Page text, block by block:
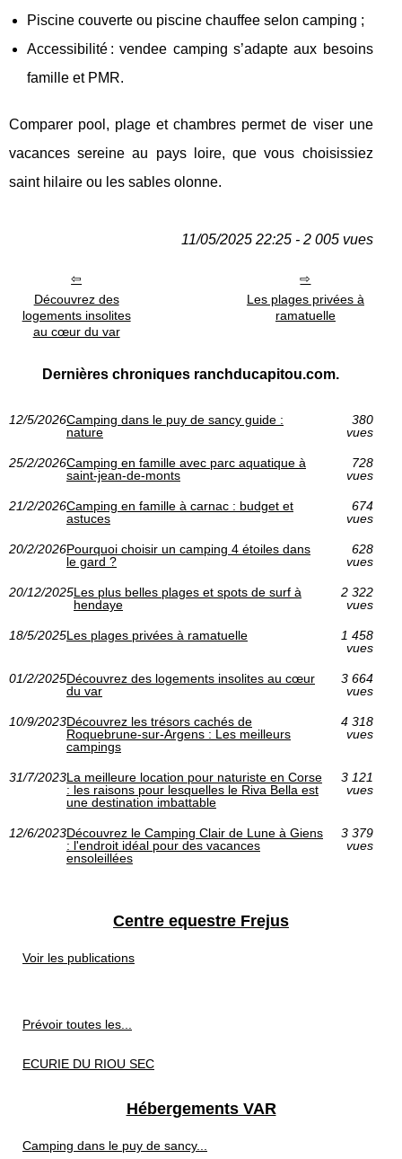
Piscine couverte ou piscine chauffee selon camping ;
Accessibilité : vendee camping s’adapte aux besoins
famille et PMR.
Comparer pool, plage et chambres permet de viser une
vacances sereine au pays loire, que vous choisissiez
saint hilaire ou les sables olonne.
11/05/2025 22:25 - 2 005 vues
Découvrez des
logements insolites
au cœur du var
Les plages privées à
ramatuelle
Dernières chroniques ranchducapitou.com.
12/5/2026Camping dans le puy de sancy guide :
nature
380
vues
25/2/2026Camping en famille avec parc aquatique à
saint-jean-de-monts
728
vues
21/2/2026Camping en famille à carnac : budget et
astuces
674
vues
20/2/2026Pourquoi choisir un camping 4 étoiles dans
le gard ?
628
vues
20/12/2025Les plus belles plages et spots de surf à
hendaye
2 322
vues
18/5/2025Les plages privées à ramatuelle
1 458
vues
01/2/2025Découvrez des logements insolites au cœur
du var
3 664
vues
10/9/2023Découvrez les trésors cachés de
Roquebrune-sur-Argens : Les meilleurs
campings
4 318
vues
31/7/2023La meilleure location pour naturiste en Corse
: les raisons pour lesquelles le Riva Bella est
une destination imbattable
3 121
vues
12/6/2023Découvrez le Camping Clair de Lune à Giens
: l'endroit idéal pour des vacances
ensoleillées
3 379
vues
Centre equestre Frejus
Voir les publications
Prévoir toutes les...
ECURIE DU RIOU SEC
Hébergements VAR
Camping dans le puy de sancy...